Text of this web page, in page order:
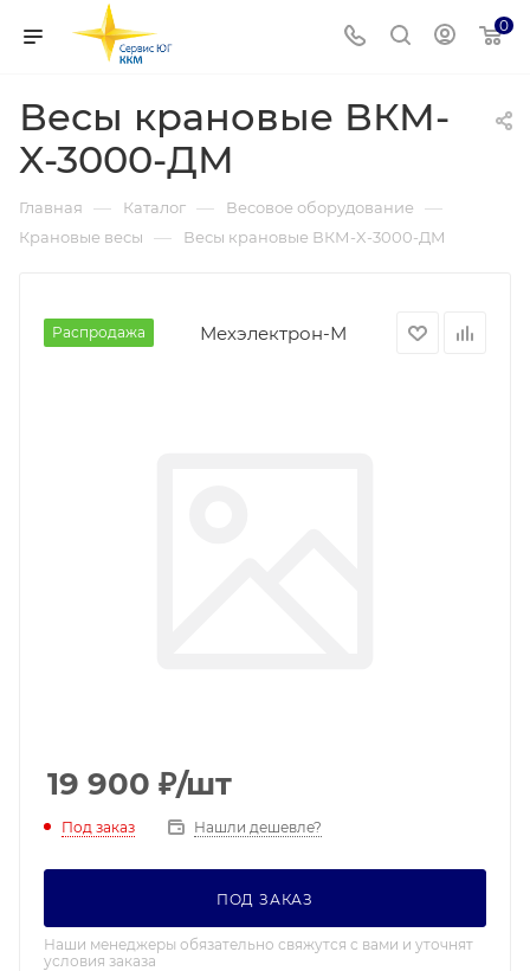
0
Весы крановые ВКМ-
X-3000-ДМ
Главная — Каталог — Весовое оборудование —
Крановые весы — Весы крановые ВКМ-X-3000-ДМ
Распродажа Мехэлектрон-М
19 900 ₽/шт
Под заказ Нашли дешевле?
ПОД ЗАКАЗ
Наши менеджеры обязательно свяжутся с вами и уточнят
условия заказа